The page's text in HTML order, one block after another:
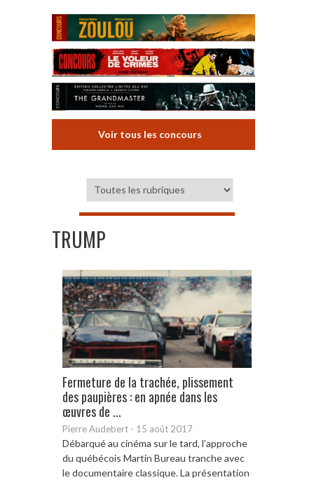
Voir tous les concours
TRUMP
Fermeture de la trachée, plissement
des paupières : en apnée dans les
œuvres de ...
Pierre Audebert - 15 août 2017
Débarqué au cinéma sur le tard, l’approche
du québécois Martin Bureau tranche avec
le documentaire classique. La présentation